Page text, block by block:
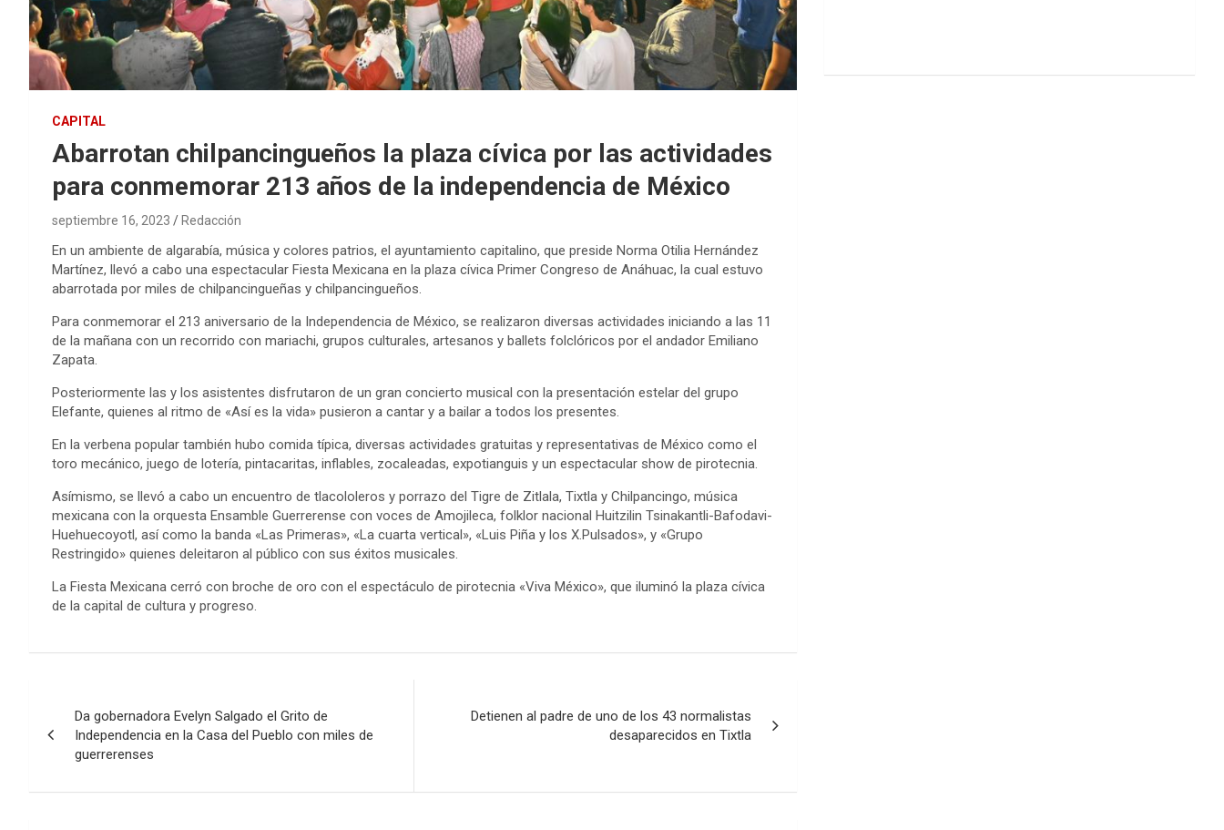
CAPITAL
Abarrotan chilpancingueños la plaza cívica por las actividades
para conmemorar 213 años de la independencia de México
septiembre 16, 2023 Redacción
En un ambiente de algarabía, música y colores patrios, el ayuntamiento capitalino, que preside Norma Otilia Hernández
Martínez, llevó a cabo una espectacular Fiesta Mexicana en la plaza cívica Primer Congreso de Anáhuac, la cual estuvo
abarrotada por miles de chilpancingueñas y chilpancingueños.
Para conmemorar el 213 aniversario de la Independencia de México, se realizaron diversas actividades iniciando a las 11
de la mañana con un recorrido con mariachi, grupos culturales, artesanos y ballets folclóricos por el andador Emiliano
Zapata.
Posteriormente las y los asistentes disfrutaron de un gran concierto musical con la presentación estelar del grupo
Elefante, quienes al ritmo de «Así es la vida» pusieron a cantar y a bailar a todos los presentes.
En la verbena popular también hubo comida típica, diversas actividades gratuitas y representativas de México como el
toro mecánico, juego de lotería, pintacaritas, inflables, zocaleadas, expotianguis y un espectacular show de pirotecnia.
Asímismo, se llevó a cabo un encuentro de tlacololeros y porrazo del Tigre de Zitlala, Tixtla y Chilpancingo, música
mexicana con la orquesta Ensamble Guerrerense con voces de Amojileca, folklor nacional Huitzilin Tsinakantli-Bafodavi-
Huehuecoyotl, así como la banda «Las Primeras», «La cuarta vertical», «Luis Piña y los X.Pulsados», y «Grupo
Restringido» quienes deleitaron al público con sus éxitos musicales.
La Fiesta Mexicana cerró con broche de oro con el espectáculo de pirotecnia «Viva México», que iluminó la plaza cívica
de la capital de cultura y progreso.
de
entradas
Da gobernadora Evelyn Salgado el Grito de
Independencia en la Casa del Pueblo con miles de
guerrerenses
Detienen al padre de uno de los 43 normalistas
desaparecidos en Tixtla